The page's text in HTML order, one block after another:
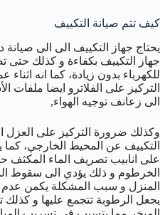
كيف تتم صيانة التكييف
يحتاج جهاز التكييف الى الى
جهاز التكييف بكفاءة و كذلك حتى
للكهرباء بدون زيادة، كما انه اثناء
التركيز على الفلاترو ايضا ملفات
الى زعانف توجيه الهواء,
وكذلك ضرورة التركيز على العزل
التكييف عن المحيط الخارجي، كما
على انابيب تصريف الماء المكثف
الخرطوم و ذلك يؤدي الى سقوط
المنزل و سبب المشكلة يكمن
يجعل الرطوبة تتجمع عليها و